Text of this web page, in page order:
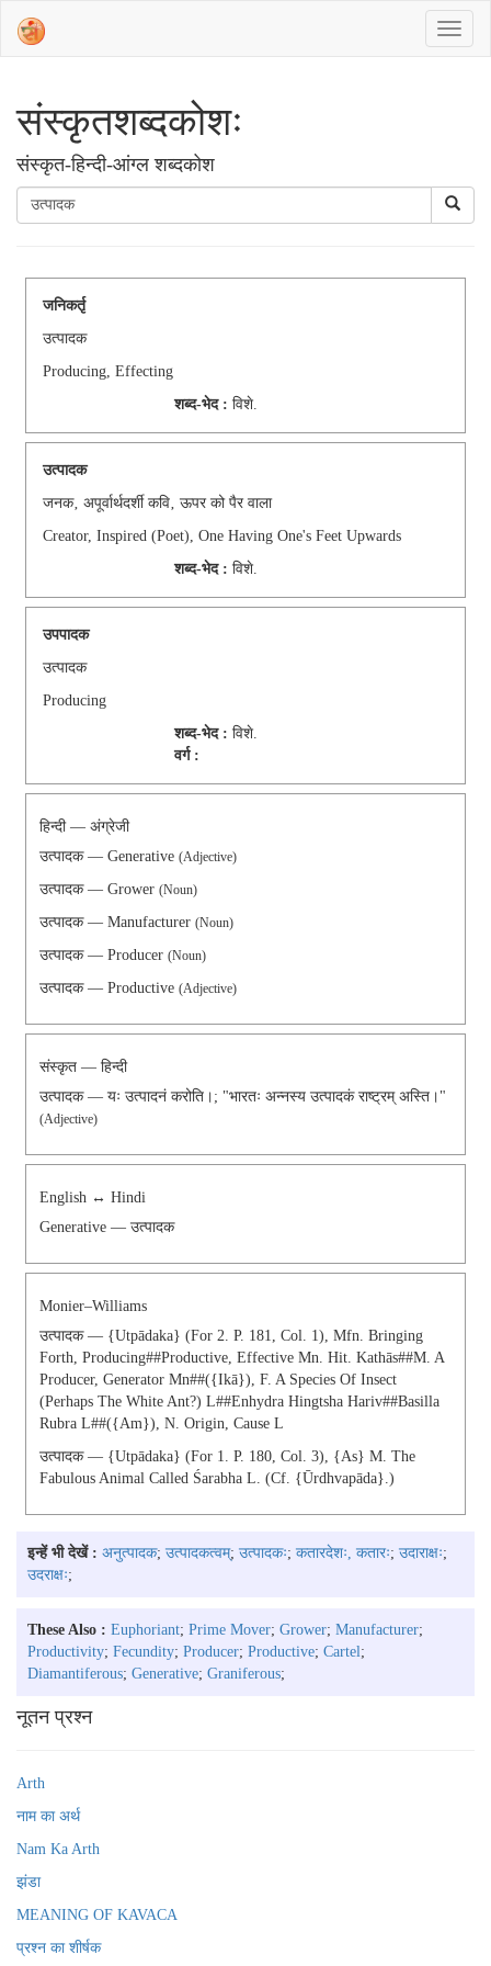
संस्‍कृतशब्‍दकोशः
संस्‍कृत-हिन्दी-आंग्ल शब्दकोश
जनिकर्तृ
उत्पादक
Producing, Effecting
शब्द-भेद : विशे.
उत्पादक
जनक‚ अपूर्वार्थदर्शी कवि‚ ऊपर को पैर वाला
Creator, Inspired (poet), One Having One's Feet Upwards
शब्द-भेद : विशे.
उपपादक
उत्पादक
Producing
शब्द-भेद : विशे.
वर्ग :
हिन्दी — अंग्रेजी
उत्पादक — Generative (Adjective)
उत्पादक — Grower (Noun)
उत्पादक — Manufacturer (Noun)
उत्पादक — Producer (Noun)
उत्पादक — Productive (Adjective)
संस्कृत — हिन्दी
उत्पादक — यः उत्पादनं करोति।; "भारतः अन्नस्य उत्पादकं राष्ट्रम् अस्ति।"
(adjective)
English ↔ Hindi
Generative — उत्पादक
Monier–Williams
उत्पादक — {utpādaka} (for 2. P. 181, Col. 1), Mfn. Bringing
Forth, Producing##productive, Effective Mn. Hit. Kathās##m. A
Producer, Generator Mn##({ikā}), F. A Species Of Insect
(perhaps The White Ant?) L##Enhydra Hingtsha Hariv##Basilla
Rubra L##({am}), N. Origin, Cause L
उत्पादक — {utpādaka} (for 1. P. 180, Col. 3), {as} M. The
Fabulous Animal Called Śarabha L. (cf. {ūrdhvapāda}.)
इन्हें भी देखें : अनुत्पादक; उत्पादकत्वम्; उत्पादकः; कतारदेशः, कतारः; उदाराक्षः;
उदराक्षः;
These Also : Euphoriant; Prime Mover; Grower; Manufacturer;
Productivity; Fecundity; Producer; Productive; Cartel;
Diamantiferous; Generative; Graniferous;
नूतन प्रश्न
Arth
नाम का अर्थ
Nam Ka Arth
झंडा
MEANING OF KAVACA
प्रश्न का शीर्षक